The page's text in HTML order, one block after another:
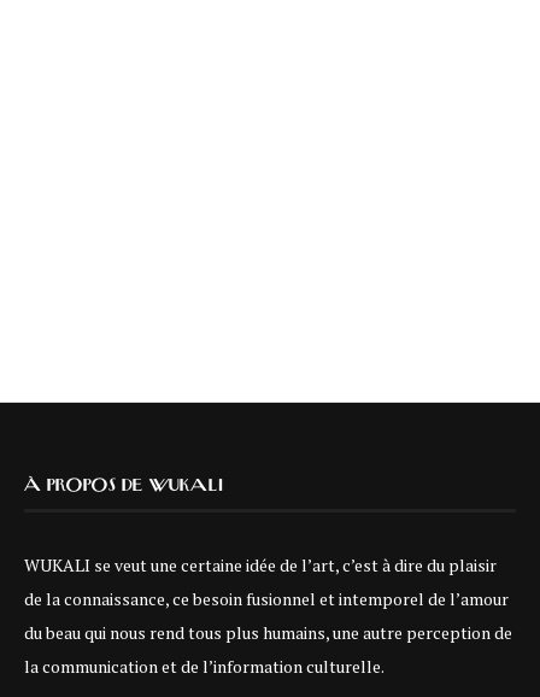
À PROPOS DE WUKALI
WUKALI se veut une certaine idée de l’art, c’est à dire du plaisir
de la connaissance, ce besoin fusionnel et intemporel de l’amour
du beau qui nous rend tous plus humains, une autre perception de
la communication et de l’information culturelle.